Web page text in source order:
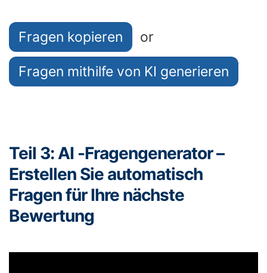
Fragen kopieren or
Fragen mithilfe von KI generieren
Teil 3: AI -Fragengenerator –
Erstellen Sie automatisch
Fragen für Ihre nächste
Bewertung